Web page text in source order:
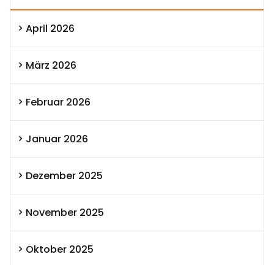
April 2026
März 2026
Februar 2026
Januar 2026
Dezember 2025
November 2025
Oktober 2025